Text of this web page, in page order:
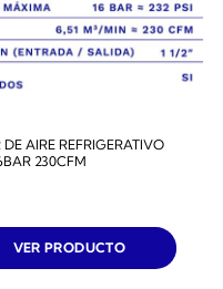
AIRE REFRIGERATIVO
230CFM
VER PRODUCTO